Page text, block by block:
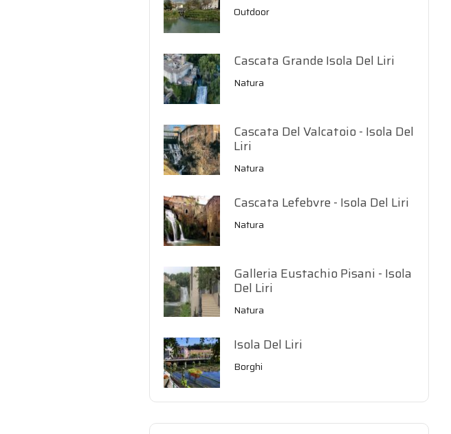
Outdoor
Cascata Grande Isola Del Liri
Natura
Cascata Del Valcatoio - Isola Del
Liri
Natura
Cascata Lefebvre - Isola Del Liri
Natura
Galleria Eustachio Pisani - Isola
Del Liri
Natura
Isola Del Liri
Borghi